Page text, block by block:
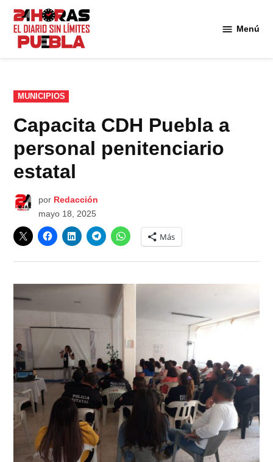
Saltar
contenido
Menú
PUBLICADO
EN
MUNICIPIOS
Capacita CDH Puebla a
personal penitenciario
estatal
por Redacción
mayo 18, 2025
Más